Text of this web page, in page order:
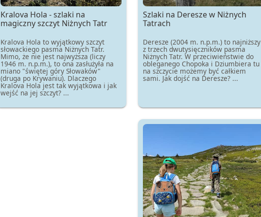
Kralova Hola - szlaki na
magiczny szczyt Niżnych Tatr
Kralova Hola to wyjątkowy szczyt
słowackiego pasma Niżnych Tatr.
Mimo, że nie jest najwyższa (liczy
1946 m. n.p.m.), to ona zasłużyła na
miano "świętej góry Słowaków"
(druga po Krywaniu). Dlaczego
Kralova Hola jest tak wyjątkowa i jak
wejść na jej szczyt? ...
Szlaki na Deresze w Niżnych
Tatrach
Deresze (2004 m. n.p.m.) to najniższy
z trzech dwutysięczników pasma
Niżnych Tatr. W przeciwieństwie do
obleganego Chopoka i Dziumbiera tu
na szczycie możemy być całkiem
sami. Jak dojść na Deresze? ...